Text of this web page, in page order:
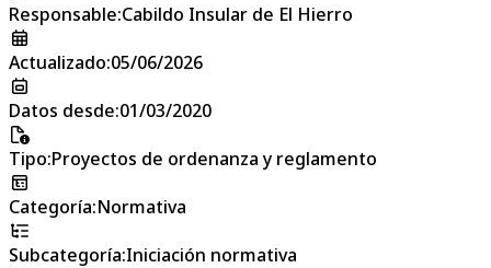
Responsable:Cabildo Insular de El Hierro
Actualizado:05/06/2026
Datos desde:01/03/2020
Tipo:Proyectos de ordenanza y reglamento
Categoría:Normativa
Subcategoría:Iniciación normativa